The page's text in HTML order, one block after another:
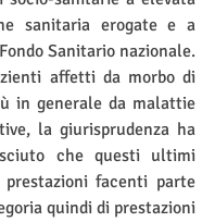
sanitaria erogate e a
Sanitario nazionale.
affetti da morbo di
in generale da malattie
la giurisprudenza ha
che questi ultimi
prestazioni facenti parte
quindi di prestazioni